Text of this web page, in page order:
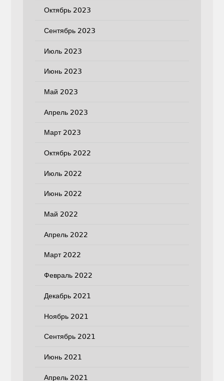
Октябрь 2023
Сентябрь 2023
Июль 2023
Июнь 2023
Май 2023
Апрель 2023
Март 2023
Октябрь 2022
Июль 2022
Июнь 2022
Май 2022
Апрель 2022
Март 2022
Февраль 2022
Декабрь 2021
Ноябрь 2021
Сентябрь 2021
Июнь 2021
Апрель 2021